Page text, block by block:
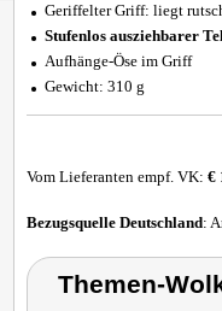
Geriffelter Griff: liegt
Stufenlos ausziehbarer
Aufhänge-Öse im Griff
Gewicht: 310 g
Vom Lieferanten empf. VK: €
Bezugsquelle Deutschland:
Themen-